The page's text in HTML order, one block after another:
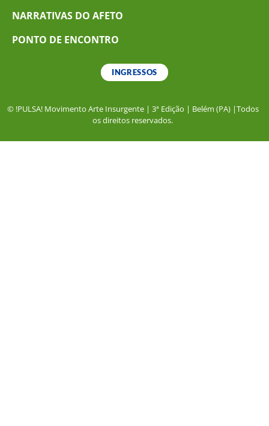
NARRATIVAS DO AFETO
PONTO DE ENCONTRO
INGRESSOS
© !PULSA! Movimento Arte Insurgente | 3ª Edição | Belém (PA) |Todos
os direitos reservados.